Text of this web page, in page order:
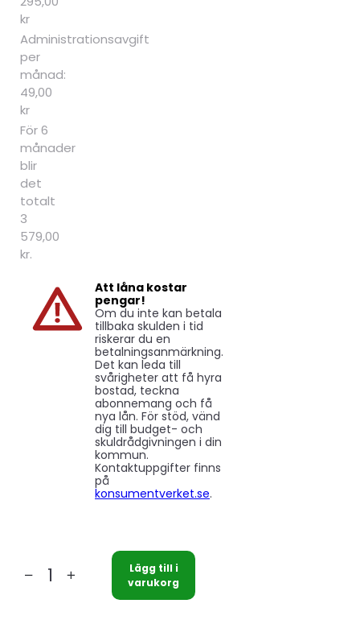
kr
Administrationsavgift
per
månad:
49,00
kr
För 6
månader
blir
det
totalt
3
579,00
kr.
Att låna kostar
pengar!
Om du inte kan betala
tillbaka skulden i tid
riskerar du en
betalningsanmärkning.
Det kan leda till
svårigheter att få hyra
bostad, teckna
abonnemang och få
nya lån. För stöd, vänd
dig till budget- och
skuldrådgivningen i din
kommun.
Kontaktuppgifter finns
på
konsumentverket.se.
Nibe
Kondensvattenrör
Lägg till i
varukorg